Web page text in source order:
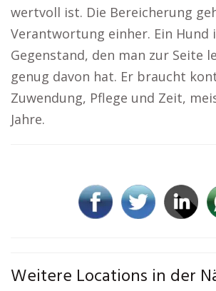
wertvoll ist. Die Bereicherung
Verantwortung einher. Ein Hund
Gegenstand, den man zur Seite
genug davon hat. Er braucht
Zuwendung, Pflege und Zeit,
Jahre.
Weitere Locations in der